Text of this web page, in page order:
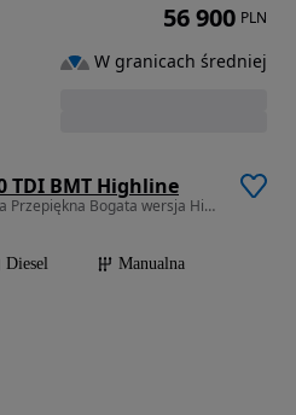
TDI BMT Highline
1968 cm3 • 150 KM • Zobacz jaka Przepiękna Bogata wersja Highline z Webasto Bardzo zadbany
Diesel
Manualna
56 900 PLN
W granicach średniej